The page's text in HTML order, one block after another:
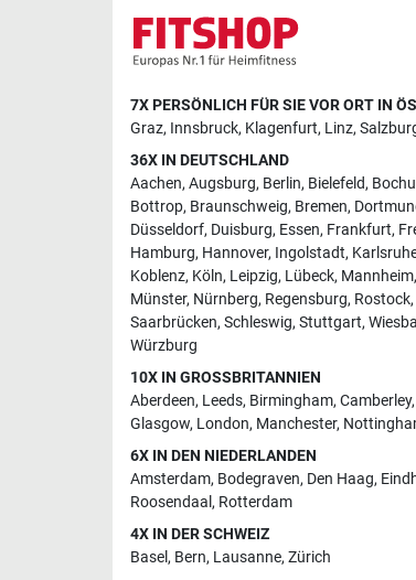
7X PERSÖNLICH FÜR SIE VOR ORT IN
Graz, Innsbruck, Klagenfurt, Linz,
36X IN DEUTSCHLAND
Aachen, Augsburg, Berlin, Bielefeld,
Bottrop, Braunschweig, Bremen,
Düsseldorf, Duisburg, Essen, Frankfurt,
Hamburg, Hannover, Ingolstadt,
Koblenz, Köln, Leipzig, Lübeck, Mannheim,
Münster, Nürnberg, Regensburg, Rostock,
Saarbrücken, Schleswig, Stuttgart,
Würzburg
10X IN GROSSBRITANNIEN
Aberdeen, Leeds, Birmingham, Camberley,
Glasgow, London, Manchester,
6X IN DEN NIEDERLANDEN
Amsterdam, Bodegraven, Den Haag,
Roosendaal , Rotterdam
4X IN DER SCHWEIZ
Basel, Bern, Lausanne, Zürich